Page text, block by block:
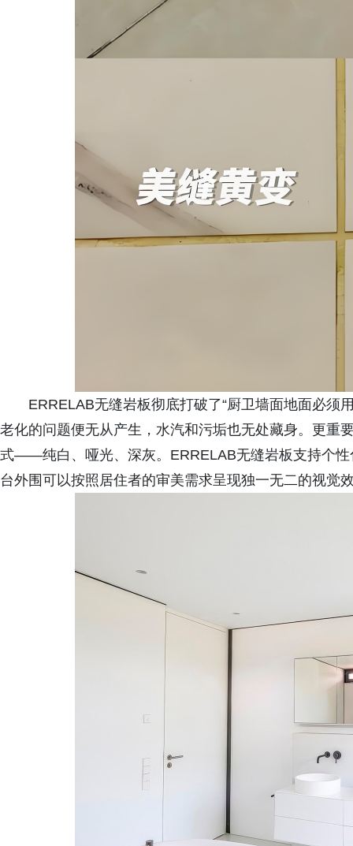
ERRELAB无缝岩板彻底打破了“厨卫墙面地面必须
老化的问题便无从产生，水汽和污垢也无处藏身。更重
式——纯白、哑光、深灰。ERRELAB无缝岩板支持个
台外围可以按照居住者的审美需求呈现独一无二的视觉